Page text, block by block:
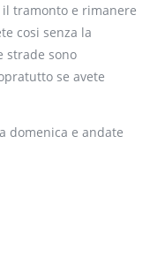
tramonto e rimanere
cosi senza la
strade sono
se avete
domenica e andate